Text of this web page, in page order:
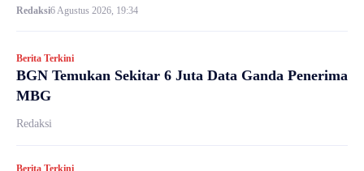
Redaksi6 Agustus 2026, 19:34
Berita Terkini
BGN Temukan Sekitar 6 Juta Data Ganda Penerima
MBG
Redaksi
Berita Terkini